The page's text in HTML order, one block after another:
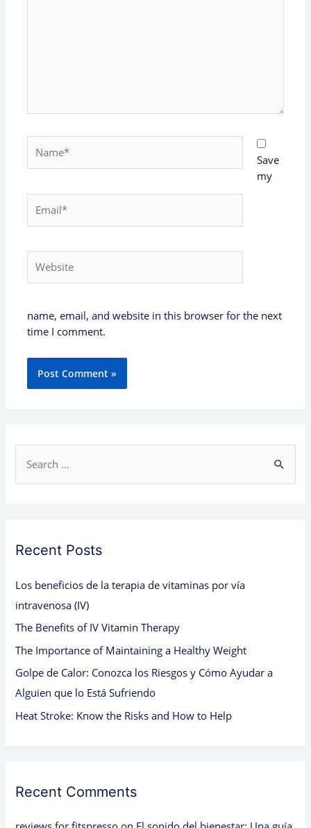
Save
my
name, email, and website in this browser for the next
time I comment.
e
c
f
o
r
:
Recent Posts
Los beneficios de la terapia de vitaminas por vía
intravenosa (IV)
The Benefits of IV Vitamin Therapy
The Importance of Maintaining a Healthy Weight
Golpe de Calor: Conozca los Riesgos y Cómo Ayudar a
Alguien que lo Está Sufriendo
Heat Stroke: Know the Risks and How to Help
Recent Comments